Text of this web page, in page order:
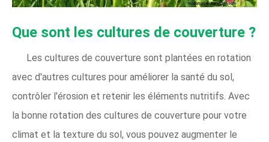
Que sont les cultures de couverture ?
Les cultures de couverture sont plantées en rotation
avec d'autres cultures pour améliorer la santé du sol,
contrôler l'érosion et retenir les éléments nutritifs. Avec
la bonne rotation des cultures de couverture pour votre
climat et la texture du sol, vous pouvez augmenter le